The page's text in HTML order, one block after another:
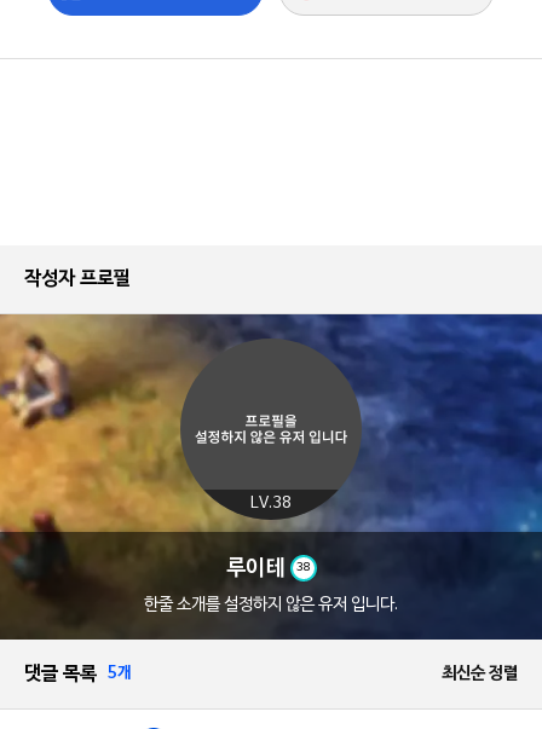
작성자 프로필
LV.38
루이테 38
한줄 소개를 설정하지 않은 유저 입니다.
댓글 목록 5개 최신순 정렬